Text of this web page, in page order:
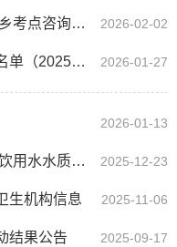
2026年国家医师资格考试报名新乡考点咨询电话 2026-02-02
关于公布新乡市健康科普专家库名单（2025版）的通知 2026-01-27
2026-01-13
2025年第四季度新乡市城区生活饮用水水质检测公示 2025-12-23
生机构信息 2025-11-06
结果公告 2025-09-17